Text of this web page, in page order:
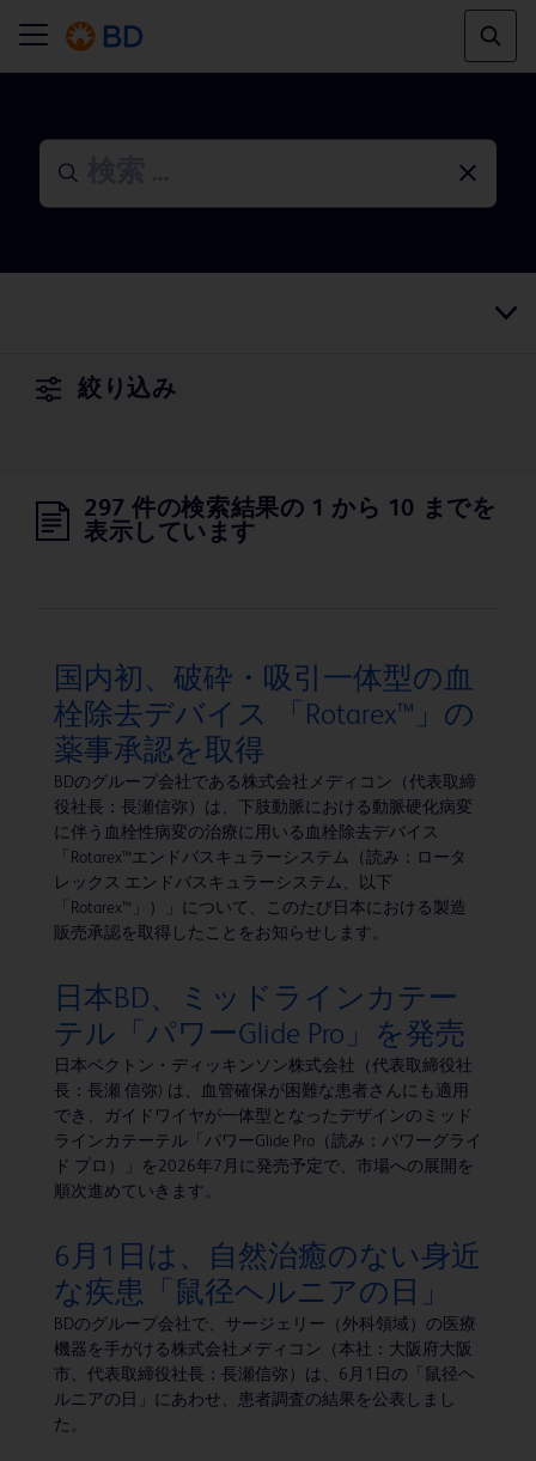
絞り込み
297 件の検索結果の 1 から 10 までを
表示しています
国内初、破砕・吸引一体型の血
栓除去デバイス 「Rotarex™」の
薬事承認を取得
BDのグループ会社である株式会社メディコン（代表取締
役社長：長瀬信弥）は、下肢動脈における動脈硬化病変
に伴う血栓性病変の治療に用いる血栓除去デバイス
「Rotarex™エンドバスキュラーシステム（読み：ロータ
レックス エンドバスキュラーシステム、以下
「Rotarex™」）」について、このたび日本における製造
販売承認を取得したことをお知らせします。
日本BD、ミッドラインカテー
テル「パワーGlide Pro」を発売
日本ベクトン・ディッキンソン株式会社（代表取締役社
長：長瀬 信弥) は、血管確保が困難な患者さんにも適用
でき、ガイドワイヤが一体型となったデザインのミッド
ラインカテーテル「パワーGlide Pro（読み：パワーグライ
ド プロ）」を2026年7月に発売予定で、市場への展開を
順次進めていきます。
6月1日は、自然治癒のない身近
な疾患「鼠径ヘルニアの日」
BDのグループ会社で、サージェリー（外科領域）の医療
機器を手がける株式会社メディコン（本社：大阪府大阪
市、代表取締役社長：長瀬信弥）は、6月1日の「鼠径ヘ
ルニアの日」にあわせ、患者調査の結果を公表しまし
た。